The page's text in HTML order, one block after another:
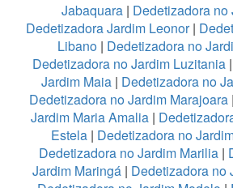
Jabaquara | Dedetizadora no
Dedetizadora Jardim Leonor|
Libano | Dedetizadora no
Dedetizadora no Jardim Luzitania|
Jardim Maia| Dedetizadora no
Dedetizadora no Jardim Marajoara |
Jardim Maria Amalia |
Estela | Dedetizadora no
Dedetizadora no Jardim Marilia |
Jardim Maringá| Dedetizadora no